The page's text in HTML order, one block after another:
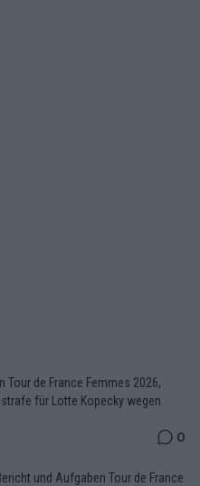
Tour de France Femmes 2026,
für Lotte Kopecky wegen
0
und Aufgaben Tour de France